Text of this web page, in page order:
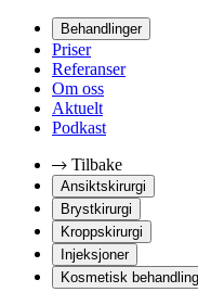
Behandlinger
Priser
Referanser
Om oss
Aktuelt
Podkast
Tilbake
Ansiktskirurgi
Brystkirurgi
Kroppskirurgi
Injeksjoner
Kosmetisk behandling